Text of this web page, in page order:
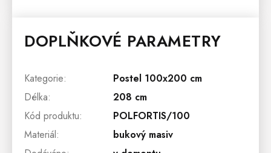
DOPLŇKOVÉ PARAMETRY
Kategorie:
Postel 100x200 cm
Délka:
208 cm
Kód produktu:
POLFORTIS/100
Materiál:
bukový masiv